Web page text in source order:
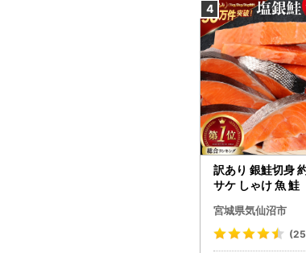
訳あり 銀鮭切身
サケ しゃけ 魚 鮭
宮城県気仙沼市